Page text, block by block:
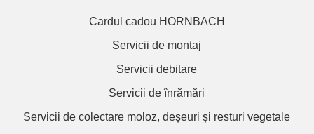
Cardul cadou HORNBACH
Servicii de montaj
Servicii debitare
Servicii de înrămări
Servicii de colectare moloz, deșeuri și resturi vegetale